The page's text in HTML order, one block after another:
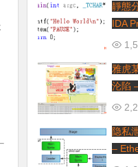
靜態
IDA
雅虎
沦陷
隐私
–